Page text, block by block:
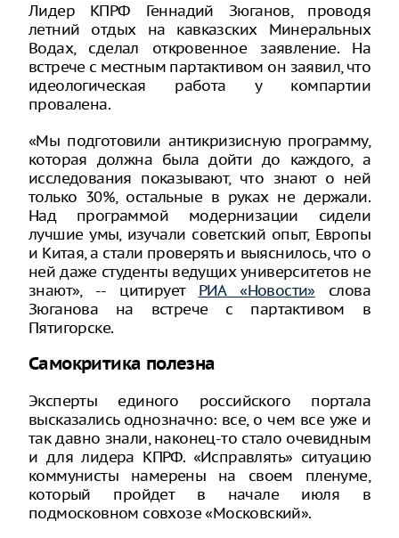
Лидер КПРФ Геннадий Зюганов, проводя
летний отдых на кавказских Минеральных
Водах, сделал откровенное заявление. На
встрече с местным партактивом он заявил, что
идеологическая работа у компартии
провалена.
«Мы подготовили антикризисную программу,
которая должна была дойти до каждого, а
исследования показывают, что знают о ней
только 30%, остальные в руках не держали.
Над программой модернизации сидели
лучшие умы, изучали советский опыт, Европы
и Китая, а стали проверять и выяснилось, что о
ней даже студенты ведущих университетов не
знают», -- цитирует РИА «Новости» слова
Зюганова на встрече с партактивом в
Пятигорске.
Самокритика полезна
Эксперты единого российского портала
высказались однозначно: все, о чем все уже и
так давно знали, наконец-то стало очевидным
и для лидера КПРФ. «Исправлять» ситуацию
коммунисты намерены на своем пленуме,
который пройдет в начале июля в
подмосковном совхозе «Московский».